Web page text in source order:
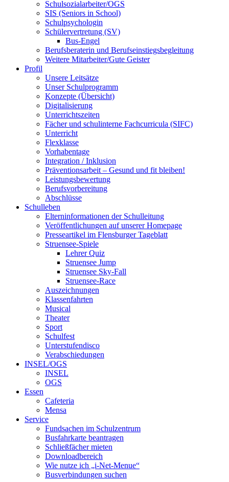
Schulsozialarbeiter/OGS
SIS (Seniors in School)
Schulpsychologin
Schülervertretung (SV)
Bus-Engel
Berufsberaterin und Berufseinstiegsbegleitung
Weitere Mitarbeiter/Gute Geister
Profil
Unsere Leitsätze
Unser Schulprogramm
Konzepte (Übersicht)
Digitalisierung
Unterrichtszeiten
Fächer und schulinterne Fachcurricula (SIFC)
Unterricht
Flexklasse
Vorhabentage
Integration / Inklusion
Präventionsarbeit – Gesund und fit bleiben!
Leistungsbewertung
Berufsvorbereitung
Abschlüsse
Schulleben
Elterninformationen der Schulleitung
Veröffentlichungen auf unserer Homepage
Presseartikel im Flensburger Tageblatt
Struensee-Spiele
Lehrer Quiz
Struensee Jump
Struensee Sky-Fall
Struensee-Race
Auszeichnungen
Klassenfahrten
Musical
Theater
Sport
Schulfest
Unterstufendisco
Verabschiedungen
INSEL/OGS
INSEL
OGS
Essen
Cafeteria
Mensa
Service
Fundsachen im Schulzentrum
Busfahrkarte beantragen
Schließfächer mieten
Downloadbereich
Wie nutze ich „i-Net-Menue“
Busverbindungen suchen